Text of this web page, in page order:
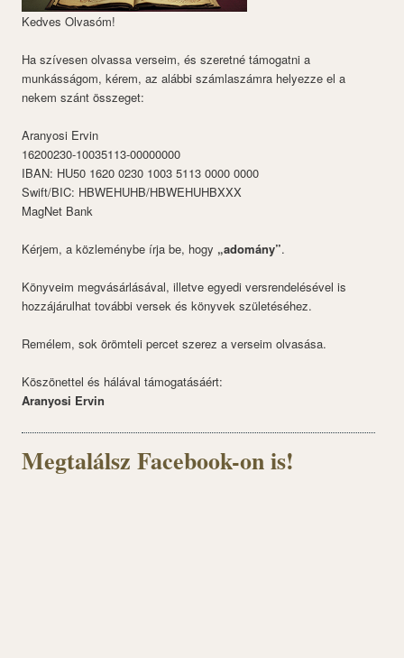
Kedves Olvasóm!
Ha szívesen olvassa verseim, és szeretné támogatni a
munkásságom, kérem, az alábbi számlaszámra helyezze el a
nekem szánt összeget:
Aranyosi Ervin
16200230-10035113-00000000
IBAN: HU50 1620 0230 1003 5113 0000 0000
Swift/BIC: HBWEHUHB/HBWEHUHBXXX
MagNet Bank
Kérjem, a közleménybe írja be, hogy „adomány”.
Könyveim megvásárlásával, illetve egyedi versrendelésével is
hozzájárulhat további versek és könyvek születéséhez.
Remélem, sok örömteli percet szerez a verseim olvasása.
Köszönettel és hálával támogatásáért:
Aranyosi Ervin
Megtalálsz Facebook-on is!